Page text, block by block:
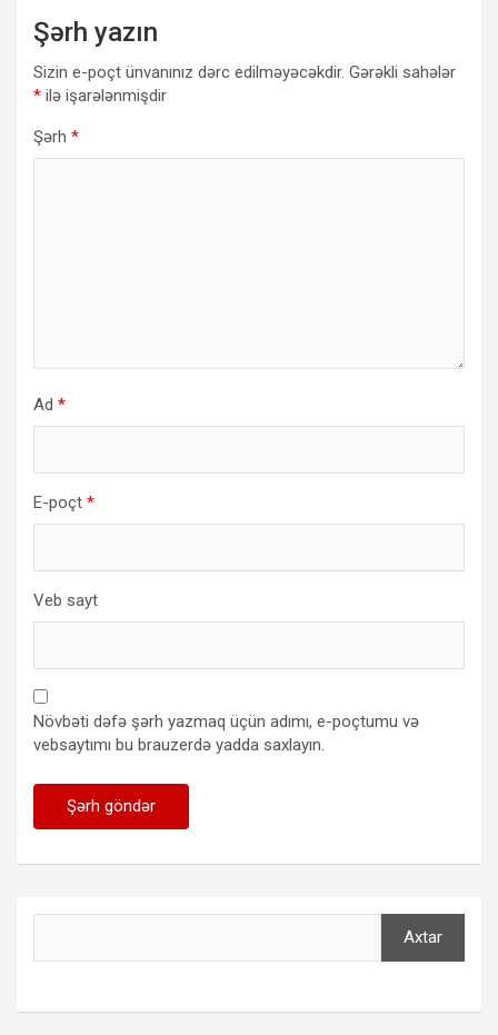
Şərh yazın
Sizin e-poçt ünvanınız dərc edilməyəcəkdir. Gərəkli sahələr
* ilə işarələnmişdir
Şərh *
Ad *
E-poçt *
Veb sayt
Növbəti dəfə şərh yazmaq üçün adımı, e-poçtumu və
vebsaytımı bu brauzerdə yadda saxlayın.
Axtar